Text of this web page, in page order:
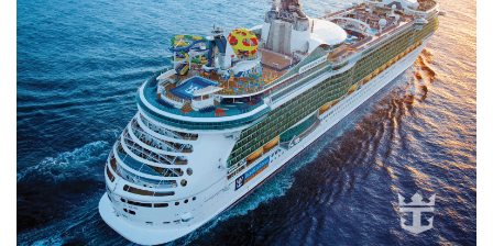
mer-[4B]
Pont 06
Balcon